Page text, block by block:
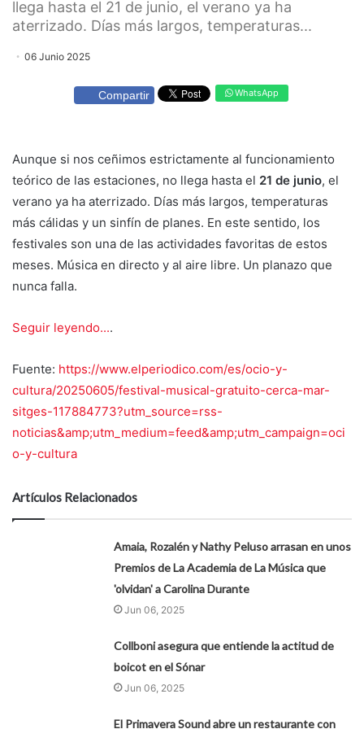
llega hasta el 21 de junio, el verano ya ha
aterrizado. Días más largos, temperaturas...
06 Junio 2025
Compartir WhatsApp
Aunque si nos ceñimos estrictamente al funcionamiento
teórico de las estaciones, no llega hasta el 21 de junio, el
verano ya ha aterrizado. Días más largos, temperaturas
más cálidas y un sinfín de planes. En este sentido, los
festivales son una de las actividades favoritas de estos
meses. Música en directo y al aire libre. Un planazo que
nunca falla.
Seguir leyendo....
Fuente: https://www.elperiodico.com/es/ocio-y-
cultura/20250605/festival-musical-gratuito-cerca-mar-
sitges-117884773?utm_source=rss-
noticias&amp;utm_medium=feed&amp;utm_campaign=oci
o-y-cultura
Artículos Relacionados
Amaia, Rozalén y Nathy Peluso arrasan en unos
Premios de La Academia de La Música que
'olvidan' a Carolina Durante
Jun 06, 2025
Collboni asegura que entiende la actitud de
boicot en el Sónar
Jun 06, 2025
El Primavera Sound abre un restaurante con